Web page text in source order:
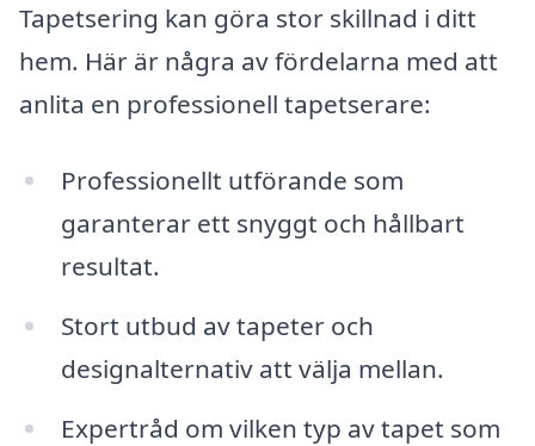
Tapetsering kan göra stor skillnad i ditt
hem. Här är några av fördelarna med att
anlita en professionell tapetserare:
Professionellt utförande som
garanterar ett snyggt och hållbart
resultat.
Stort utbud av tapeter och
designalternativ att välja mellan.
Expertråd om vilken typ av tapet som